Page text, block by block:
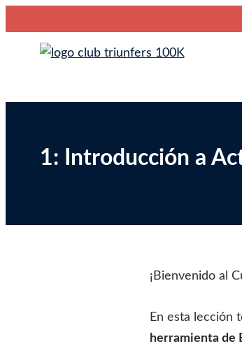
Club Triunfers
Club de Emprendedores Online
1: Introducción a
¡Bienvenido al
En esta lección
herramienta de